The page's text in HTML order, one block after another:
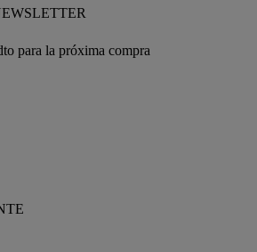
para la próxima compra